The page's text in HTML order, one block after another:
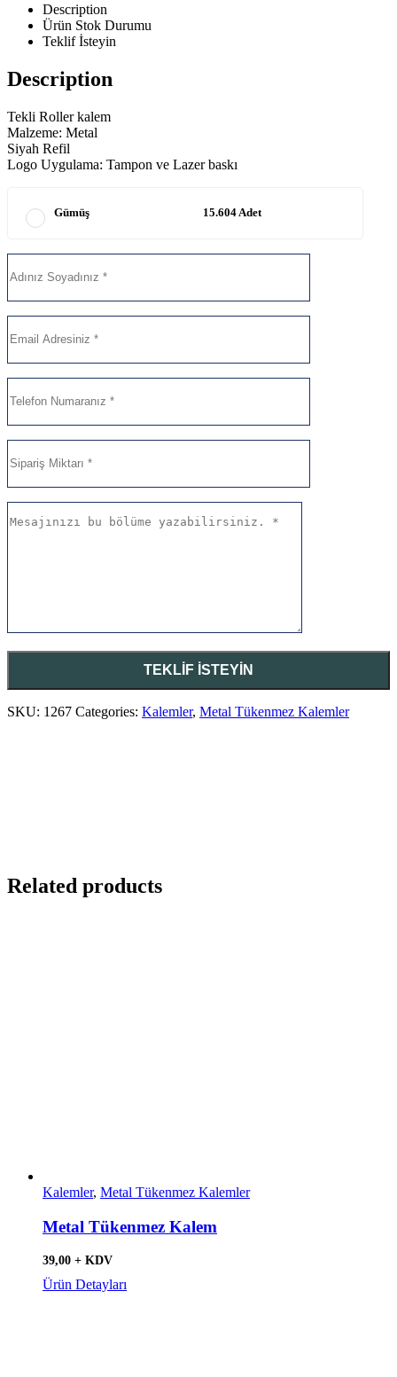
Description
Ürün Stok Durumu
Teklif İsteyin
Description
Tekli Roller kalem
Malzeme: Metal
Siyah Refil
Logo Uygulama: Tampon ve Lazer baskı
Gümüş 15.604 Adet
SKU: 1267 Categories: Kalemler, Metal Tükenmez Kalemler
Related products
Kalemler, Metal Tükenmez Kalemler
Metal Tükenmez Kalem
39,00 + KDV
Ürün Detayları